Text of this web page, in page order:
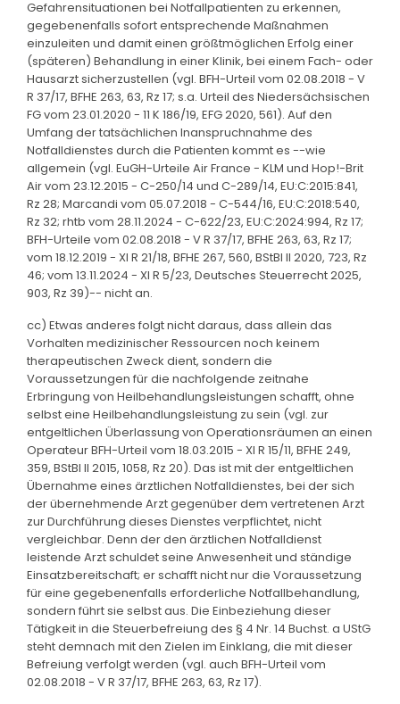
Gefahrensituationen bei Notfallpatienten zu erkennen,
gegebenenfalls sofort entsprechende Maßnahmen
einzuleiten und damit einen größtmöglichen Erfolg einer
(späteren) Behandlung in einer Klinik, bei einem Fach- oder
Hausarzt sicherzustellen (vgl. BFH-Urteil vom 02.08.2018 - V
R 37/17, BFHE 263, 63, Rz 17; s.a. Urteil des Niedersächsischen
FG vom 23.01.2020 - 11 K 186/19, EFG 2020, 561). Auf den
Umfang der tatsächlichen Inanspruchnahme des
Notfalldienstes durch die Patienten kommt es --wie
allgemein (vgl. EuGH-Urteile Air France - KLM und Hop!-Brit
Air vom 23.12.2015 - C-250/14 und C-289/14, EU:C:2015:841,
Rz 28; Marcandi vom 05.07.2018 - C-544/16, EU:C:2018:540,
Rz 32; rhtb vom 28.11.2024 - C-622/23, EU:C:2024:994, Rz 17;
BFH-Urteile vom 02.08.2018 - V R 37/17, BFHE 263, 63, Rz 17;
vom 18.12.2019 - XI R 21/18, BFHE 267, 560, BStBl II 2020, 723, Rz
46; vom 13.11.2024 - XI R 5/23, Deutsches Steuerrecht 2025,
903, Rz 39)-- nicht an.
cc) Etwas anderes folgt nicht daraus, dass allein das
Vorhalten medizinischer Ressourcen noch keinem
therapeutischen Zweck dient, sondern die
Voraussetzungen für die nachfolgende zeitnahe
Erbringung von Heilbehandlungsleistungen schafft, ohne
selbst eine Heilbehandlungsleistung zu sein (vgl. zur
entgeltlichen Überlassung von Operationsräumen an einen
Operateur BFH-Urteil vom 18.03.2015 - XI R 15/11, BFHE 249,
359, BStBl II 2015, 1058, Rz 20). Das ist mit der entgeltlichen
Übernahme eines ärztlichen Notfalldienstes, bei der sich
der übernehmende Arzt gegenüber dem vertretenen Arzt
zur Durchführung dieses Dienstes verpflichtet, nicht
vergleichbar. Denn der den ärztlichen Notfalldienst
leistende Arzt schuldet seine Anwesenheit und ständige
Einsatzbereitschaft; er schafft nicht nur die Voraussetzung
für eine gegebenenfalls erforderliche Notfallbehandlung,
sondern führt sie selbst aus. Die Einbeziehung dieser
Tätigkeit in die Steuerbefreiung des § 4 Nr. 14 Buchst. a UStG
steht demnach mit den Zielen im Einklang, die mit dieser
Befreiung verfolgt werden (vgl. auch BFH-Urteil vom
02.08.2018 - V R 37/17, BFHE 263, 63, Rz 17).